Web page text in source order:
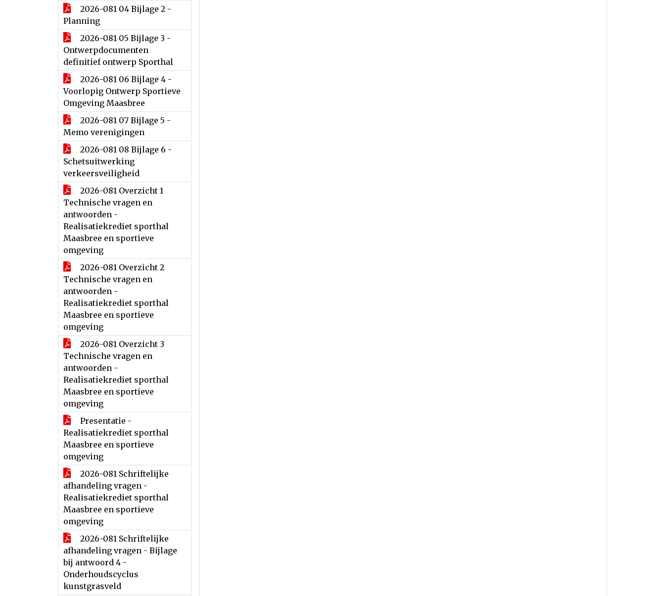
2026-081 04 Bijlage 2 -
Planning
2026-081 05 Bijlage 3 -
Ontwerpdocumenten
definitief ontwerp Sporthal
2026-081 06 Bijlage 4 -
Voorlopig Ontwerp Sportieve
Omgeving Maasbree
2026-081 07 Bijlage 5 -
Memo verenigingen
2026-081 08 Bijlage 6 -
Schetsuitwerking
verkeersveiligheid
2026-081 Overzicht 1
Technische vragen en
antwoorden -
Realisatiekrediet sporthal
Maasbree en sportieve
omgeving
2026-081 Overzicht 2
Technische vragen en
antwoorden -
Realisatiekrediet sporthal
Maasbree en sportieve
omgeving
2026-081 Overzicht 3
Technische vragen en
antwoorden -
Realisatiekrediet sporthal
Maasbree en sportieve
omgeving
Presentatie -
Realisatiekrediet sporthal
Maasbree en sportieve
omgeving
2026-081 Schriftelijke
afhandeling vragen -
Realisatiekrediet sporthal
Maasbree en sportieve
omgeving
2026-081 Schriftelijke
afhandeling vragen - Bijlage
bij antwoord 4 -
Onderhoudscyclus
kunstgrasveld